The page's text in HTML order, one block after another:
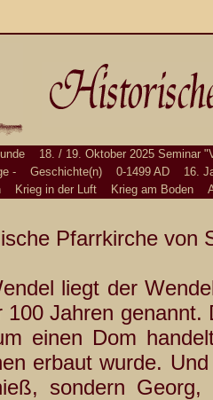
18. / 19. Oktober 2025 Seminar
-
Geschichte(n) 0-1499 AD
16.
Krieg in der Luft Krieg am Boden
Pfarrkirche von
liegt der
100 Jahren
einen Dom
erbaut wurde.
sondern